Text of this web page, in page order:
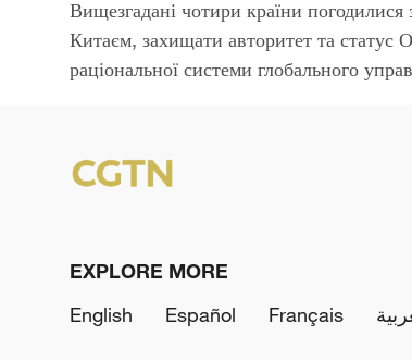
Вищезгадані чотири країни погодилися
Китаєм, захищати авторитет та статус
раціональної системи глобального
EXPLORE MORE
English
Español Français